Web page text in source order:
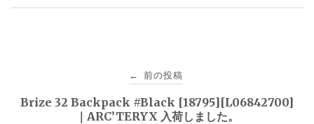
稿
← 前の投稿
Brize 32 Backpack #Black [18795][L06842700]
｜ARC’TERYX 入荷しました。